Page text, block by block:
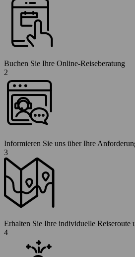
Buchen Sie Ihre Online-Reiseberatung
2
Informieren Sie uns über Ihre
3
Erhalten Sie Ihre individuelle Reiseroute
4